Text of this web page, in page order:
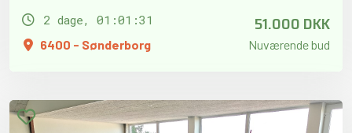
2 dage, 01:01:30
6400 - Sønderborg
51.000 DKK
Nuværende bud